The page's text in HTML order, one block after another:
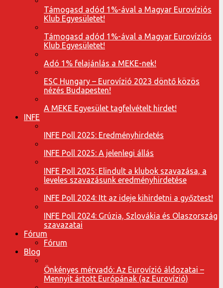
Támogasd adód 1%-ával a Magyar Eurovíziós
Klub Egyesületet!
Támogasd adód 1%-ával a Magyar Eurovíziós
Klub Egyesületet!
Adó 1% felajánlás a MEKE-nek!
ESC Hungary – Eurovízió 2023 döntő közös
nézés Budapesten!
A MEKE Egyesület tagfelvételt hirdet!
INFE
INFE Poll 2025: Eredményhirdetés
INFE Poll 2025: A jelenlegi állás
INFE Poll 2025: Elindult a klubok szavazása, a
leveles szavazásunk eredményhirdetése
INFE Poll 2024: Itt az ideje kihirdetni a győztest!
INFE Poll 2024: Grúzia, Szlovákia és Olaszország
szavazatai
Fórum
Fórum
Blog
Önkényes mérvadó: Az Eurovízió áldozatai –
Mennyit ártott Európának (az Eurovízió)